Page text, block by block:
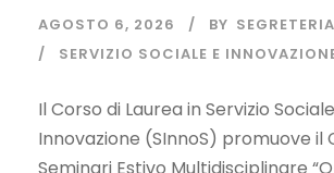
AGOSTO 6, 2026 BY
SERVIZIO SOCIALE E
Il Corso di Laurea in Servizio
Innovazione (SInnoS) promuove il